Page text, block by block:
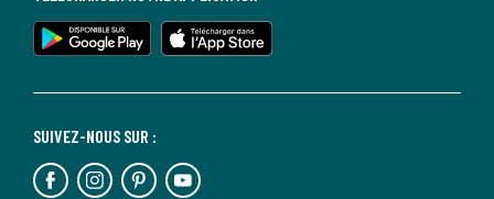
SUIVEZ-NOUS SUR :